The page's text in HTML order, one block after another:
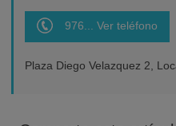
976... Ver teléfono
Plaza Diego Velazquez 2,